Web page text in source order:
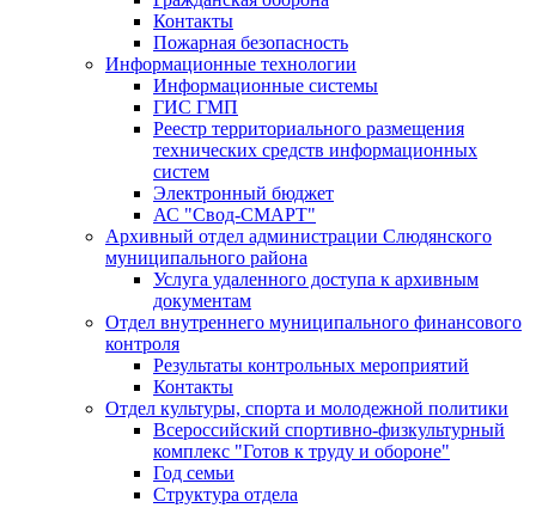
Контакты
Пожарная безопасность
Информационные технологии
Информационные системы
ГИС ГМП
Реестр территориального размещения
технических средств информационных
систем
Электронный бюджет
АС "Свод-СМАРТ"
Архивный отдел администрации Слюдянского
муниципального района
Услуга удаленного доступа к архивным
документам
Отдел внутреннего муниципального финансового
контроля
Результаты контрольных мероприятий
Контакты
Отдел культуры, спорта и молодежной политики
Всероссийский спортивно-физкультурный
комплекс "Готов к труду и обороне"
Год семьи
Структура отдела